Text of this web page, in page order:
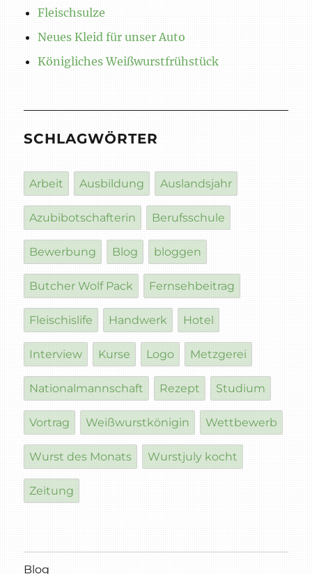
Fleischsulze
Neues Kleid für unser Auto
Königliches Weißwurstfrühstück
SCHLAGWÖRTER
Arbeit Ausbildung Auslandsjahr
Azubibotschafterin Berufsschule
Bewerbung Blog bloggen
Butcher Wolf Pack Fernsehbeitrag
Fleischislife Handwerk Hotel
Interview Kurse Logo Metzgerei
Nationalmannschaft Rezept Studium
Vortrag Weißwurstkönigin Wettbewerb
Wurst des Monats Wurstjuly kocht
Zeitung
Blog